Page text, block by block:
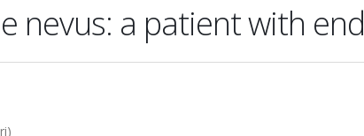
nevus: a patient with